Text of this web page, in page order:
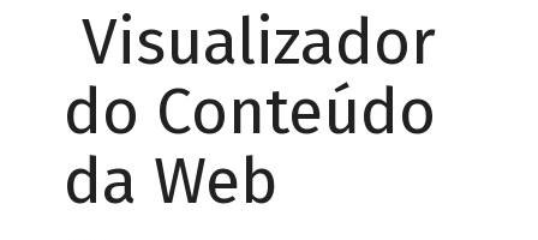
Visualizador
do Conteúdo
da Web